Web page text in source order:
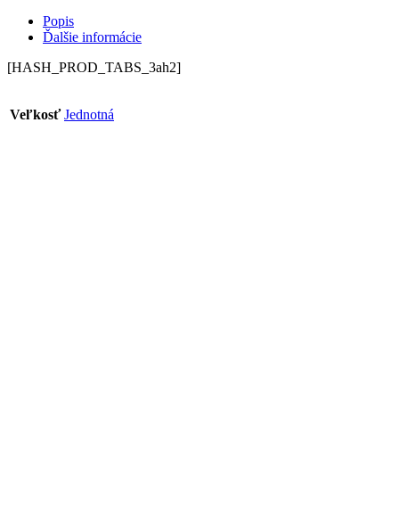
Popis
Ďalšie informácie
[HASH_PROD_TABS_3ah2]
Veľkosť Jednotná